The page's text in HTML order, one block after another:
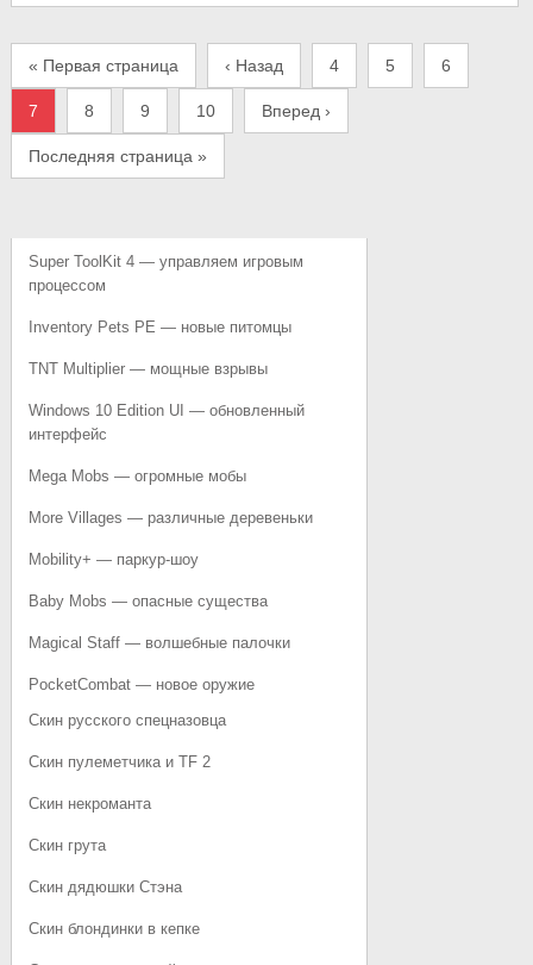
« Первая страница ‹ Назад 4 5 6
7 8 9 10 Вперед ›
Последняя страница »
Super ToolKit 4 — управляем игровым
процессом
Inventory Pets PE — новые питомцы
TNT Multiplier — мощные взрывы
Windows 10 Edition UI — обновленный
интерфейс
Mega Mobs — огромные мобы
More Villages — различные деревеньки
Mobility+ — паркур-шоу
Baby Mobs — опасные существа
Magical Staff — волшебные палочки
PocketCombat — новое оружие
Скин русского спецназовца
Скин пулеметчика и TF 2
Скин некроманта
Скин грута
Скин дядюшки Стэна
Скин блондинки в кепке